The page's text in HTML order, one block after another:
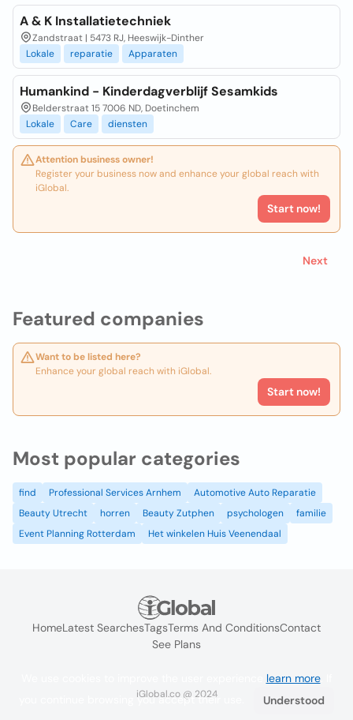
Featured companies
Want to be listed here?
Enhance your global reach with iGlobal.
Start now!
A & K Installatietechniek
Zandstraat | 5473 RJ, Heeswijk-Dinther
Lokale
reparatie Apparaten
Humankind - Kinderdagverblijf Sesamkids
Belderstraat 15 7006 ND, Doetinchem
Lokale
Care diensten
Attention business owner!
Register your business now and enhance your global reach with
iGlobal.
Start now!
Next
Most popular categories
find Professional Services Arnhem
Automotive Auto Reparatie
Beauty Utrecht
horren Beauty Zutphen psychologen
familie
Event Planning Rotterdam
Het winkelen Huis Veenendaal
HomeLatest SearchesTagsTerms And ConditionsContact
See Plans
iGlobal.co @ 2024
learn more. If
you continue browsing you accept their use.
Understood